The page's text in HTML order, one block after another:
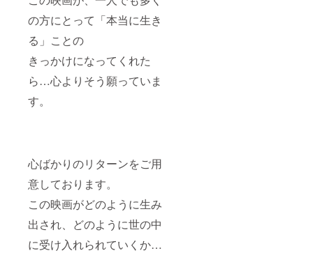
の方にとって「本当に生き
る」ことの
きっかけになってくれた
ら…心よりそう願っていま
す。
心ばかりのリターンをご用
意しております。
この映画がどのように生み
出され、どのように世の中
に受け入れられていくか…